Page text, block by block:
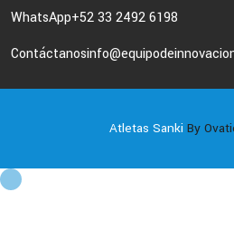
WhatsApp+52 33 2492 6198
Contáctanos
Atletas Sanki By